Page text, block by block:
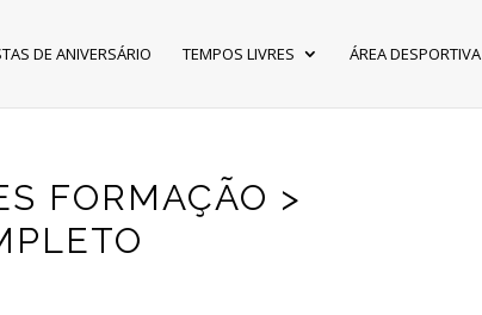
DE ANIVERSÁRIO TEMPOS LIVRES ÁREA DESPORTIVA
FORMAÇÃO >